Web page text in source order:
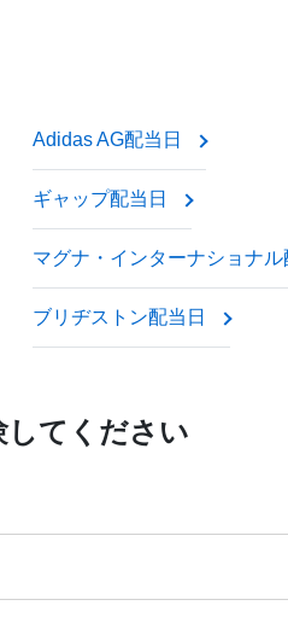
「配当株」と呼ばれることが
す。
株式の実際の市場価値を反映
Adidas AG配当日
ギャップ配当日
マグナ・インターナショナル
ブリヂストン配当日
してください